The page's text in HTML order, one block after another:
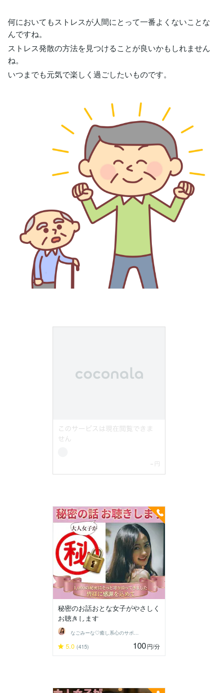
何においてもストレスが人間にとって一番よくないことな
んですね。
ストレス発散の方法を見つけることが良いかもしれません
ね。
いつまでも元気で楽しく過ごしたいものです。
秘密のお話おとな女子がやさしく
お聴きします
なごみーな♡癒し系心のサポーター
5.0 (415) 100円/分